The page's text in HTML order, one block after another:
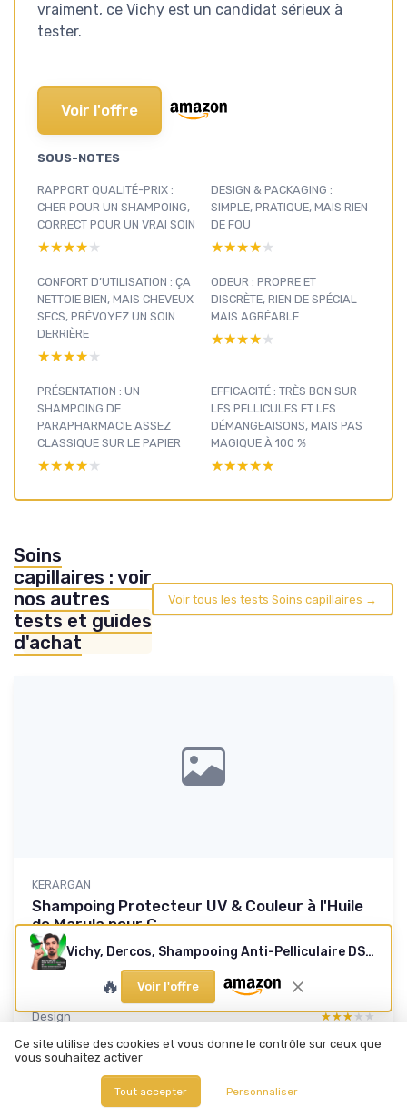
vraiment, ce Vichy est un candidat sérieux à
tester.
Voir l'offre
SOUS-NOTES
RAPPORT QUALITÉ-PRIX :
CHER POUR UN SHAMPOING,
CORRECT POUR UN VRAI SOIN
★★★★★
★★★★★
DESIGN & PACKAGING :
SIMPLE, PRATIQUE, MAIS RIEN
DE FOU
★★★★★
★★★★★
CONFORT D’UTILISATION : ÇA
NETTOIE BIEN, MAIS CHEVEUX
SECS, PRÉVOYEZ UN SOIN
DERRIÈRE
★★★★★
★★★★★
ODEUR : PROPRE ET
DISCRÈTE, RIEN DE SPÉCIAL
MAIS AGRÉABLE
★★★★★
★★★★★
PRÉSENTATION : UN
SHAMPOING DE
PARAPHARMACIE ASSEZ
CLASSIQUE SUR LE PAPIER
★★★★★
★★★★★
EFFICACITÉ : TRÈS BON SUR
LES PELLICULES ET LES
DÉMANGEAISONS, MAIS PAS
MAGIQUE À 100 %
★★★★★
★★★★★
Soins
capillaires : voir
nos autres
tests et guides
d'achat
Voir tous les tests Soins capillaires →
KERARGAN
Shampoing Protecteur UV & Couleur à l'Huile
de Marula pour C...
Un petit format qui fait le job sur les cheveux colorés
8.2/10 ★★★★★
★★★★★
Rapport qualité-prix
Design
★★★★★
★★★★★
Parfum
Ingredients
Vichy, Dercos, Shampooing Anti-Pelliculaire DS, Pellicules & Démangeaisons, Cheveux Secs 200 ml
🔥 Voir l'offre
Ce site utilise des cookies et vous donne le contrôle sur ceux que
vous souhaitez activer
Tout accepter Personnaliser